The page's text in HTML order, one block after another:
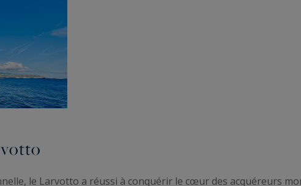
le Larvotto a réussi à conquérir le cœur des acquéreurs